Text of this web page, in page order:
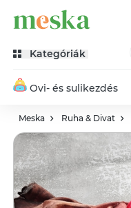
Kategóriák
Ovi- és sulikezdés
Meska Ruha & Divat